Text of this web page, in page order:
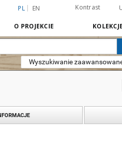
PL EN Kontrast
O PROJEKCIE KOLEKCJE
Wyszukiwanie